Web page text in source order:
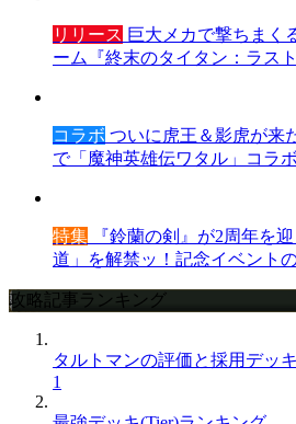
リリース 巨大メカで撃ちまく
ーム『終末のタイタン：ラス
コラボ ついに虎王＆影虎が来
で「魔神英雄伝ワタル」コラ
特集 『鈴蘭の剣』が2周年を
道」を解禁ッ！記念イベント
攻略記事ランキング
タルトマンの評価と採用デッキ
1